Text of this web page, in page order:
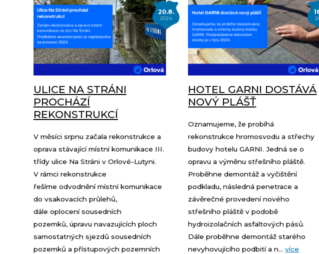
20.8.
2024
ULICE NA STRÁNI
PROCHÁZÍ
REKONSTRUKCÍ
V měsíci srpnu začala rekonstrukce a
oprava stávající místní komunikace III.
třídy ulice Na Stráni v Orlové-Lutyni.
V rámci rekonstrukce
řešíme odvodnění místní komunikace
do vsakovacích průlehů,
dále oplocení sousedních
pozemků, úpravu navazujících ploch
samostatných sjezdů sousedních
pozemků a přístupových pozemních
HOTEL GARNI DOSTÁVÁ
NOVÝ PLÁŠŤ
Oznamujeme, že probíhá
rekonstrukce hromosvodu a střechy
budovy hotelu GARNI. Jedná se o
opravu a výměnu střešního pláště.
Proběhne demontáž a vyčištění
podkladu, následná penetrace a
závěrečné provedení nového
střešního pláště v podobě
hydroizolačních asfaltových pásů.
Dále proběhne demontáž starého
nevyhovujícího podbití a n...více